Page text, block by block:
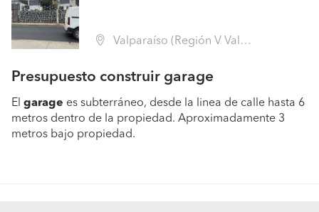
Valparaíso (Región V Valparaíso - Valparaíso)
Presupuesto construir garage
El garage es subterráneo, desde la linea de calle hasta 6
metros dentro de la propiedad. Aproximadamente 3
metros bajo propiedad.